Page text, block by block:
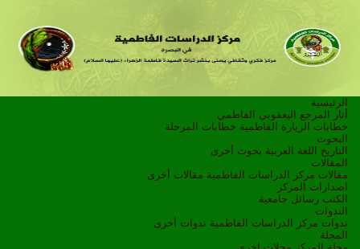
الرئيسية
أثار المرجع اليعقوبي الفاطمي
خطابات الزيارة الفاطمية خطابات المرحلة
البحوث
التاريخ
اللغة العربية بحوث أخرى
المقالات
مقالات مركز الدراسات الفاطمية مقالات أخرى
اصدارات المركز
الكتب رسائل جامعية
الندوات
ندوات مركز الدراسات الفاطمية ندوات أخرى
المجلة